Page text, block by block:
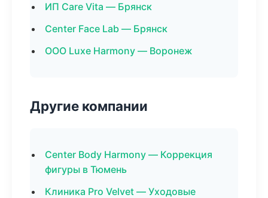
ИП Care Vita — Брянск
Center Face Lab — Брянск
ООО Luxe Harmony — Воронеж
Другие компании
Center Body Harmony — Коррекция
фигуры в Тюмень
Клиника Pro Velvet — Уходовые